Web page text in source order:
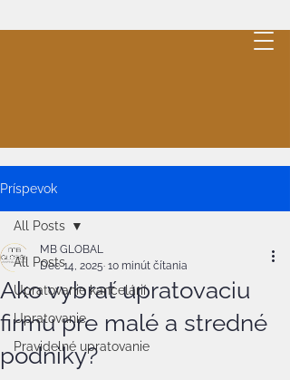
Príspevok
All Posts
Upratovanie kancelárií
Upratovanie
Pravidelné upratovanie
All Posts
Ako vybrať upratovaciu
firmu pre malé a stredné
podniky?
MB GLOBAL
Dec 14, 2025 10 minút čítania